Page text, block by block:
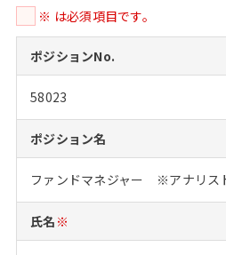
MBAの転職事例
MBAからのFAQ
MBA留学生数の推移
インターン受入企業一覧
MBAを生かす求人特集
年齢と年収の相関図
よくある面接Q&A集
外資系／面接攻略のコツ
転職成功への4つの鍵
キャリアに効く一冊
注目企業インタビュー
キャリアフォーラム
プロ経営者の特別セミナー
Career Talk Live
採用情報
パブリシティ
ニュースリリース
※ は必須項目です。
ポジションNo.
58023
ポジション名
ファンドマネジャー ※アナリス
氏名 ※